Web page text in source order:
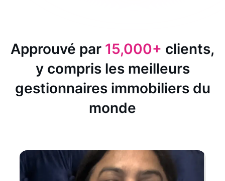
Approuvé par 15,000+ clients,
y compris les meilleurs
gestionnaires immobiliers du
monde